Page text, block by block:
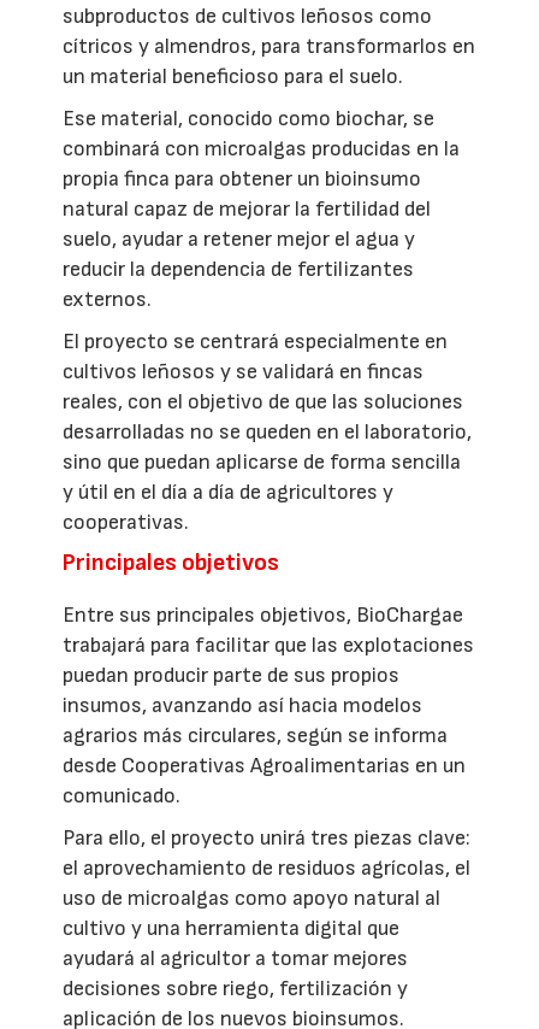
subproductos de cultivos leñosos como
cítricos y almendros, para transformarlos en
un material beneficioso para el suelo.
Ese material, conocido como biochar, se
combinará con microalgas producidas en la
propia finca para obtener un bioinsumo
natural capaz de mejorar la fertilidad del
suelo, ayudar a retener mejor el agua y
reducir la dependencia de fertilizantes
externos.
El proyecto se centrará especialmente en
cultivos leñosos y se validará en fincas
reales, con el objetivo de que las soluciones
desarrolladas no se queden en el laboratorio,
sino que puedan aplicarse de forma sencilla
y útil en el día a día de agricultores y
cooperativas.
Principales objetivos
Entre sus principales objetivos, BioChargae
trabajará para facilitar que las explotaciones
puedan producir parte de sus propios
insumos, avanzando así hacia modelos
agrarios más circulares, según se informa
desde Cooperativas Agroalimentarias en un
comunicado.
Para ello, el proyecto unirá tres piezas clave:
el aprovechamiento de residuos agrícolas, el
uso de microalgas como apoyo natural al
cultivo y una herramienta digital que
ayudará al agricultor a tomar mejores
decisiones sobre riego, fertilización y
aplicación de los nuevos bioinsumos.